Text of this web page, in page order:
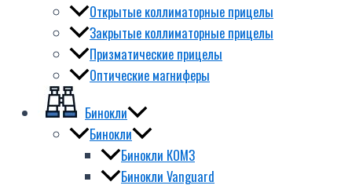
Открытые коллиматорные прицелы
Закрытые коллиматорные прицелы
Призматические прицелы
Оптические магниферы
Бинокли
Бинокли
Бинокли КОМЗ
Бинокли Vanguard